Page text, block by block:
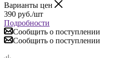
Варианты цен
390 руб./шт
Подробности
Сообщить о поступлении
Сообщить о поступлении